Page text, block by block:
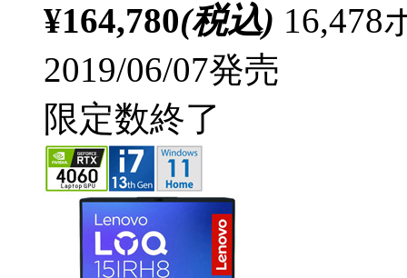
¥164,780(税込) 16,478
2019/06/07発売
限定数終了